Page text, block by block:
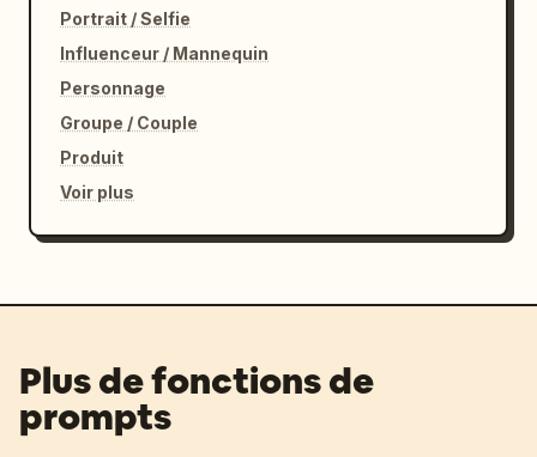
Portrait / Selfie
Influenceur / Mannequin
Personnage
Groupe / Couple
Produit
Voir plus
Plus de fonctions de
prompts